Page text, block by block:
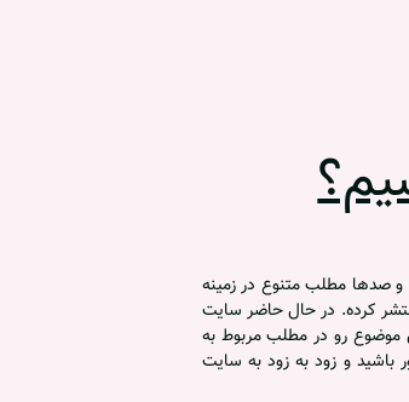
کنار شما است و صدها مطلب متنوع در زمینه
کرده. در حال حاضر سایت
موضوع رو در مطلب مربوط به
باشید و زود به زود به سایت